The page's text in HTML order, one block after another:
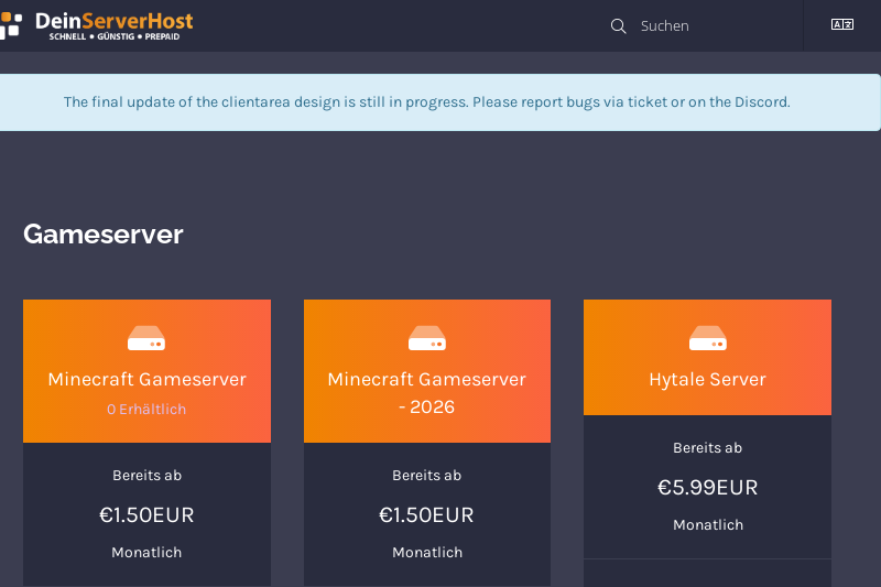
The final update of the clientarea design is still in progress. Please report bugs via ticketor on the Discord.
Gameserver
Minecraft Gameserver
0 Erhältlich
Bereits ab
€1.50EUR
Monatlich
Minecraft Gameserver
- 2026
Bereits ab
€1.50EUR
Monatlich
Hytale Server
Bereits ab
€5.99EUR
Monatlich